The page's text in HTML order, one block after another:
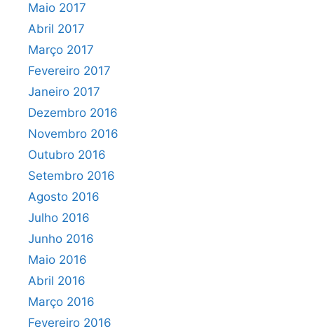
Maio 2017
Abril 2017
Março 2017
Fevereiro 2017
Janeiro 2017
Dezembro 2016
Novembro 2016
Outubro 2016
Setembro 2016
Agosto 2016
Julho 2016
Junho 2016
Maio 2016
Abril 2016
Março 2016
Fevereiro 2016